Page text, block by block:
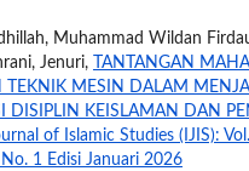
Muhammad Wildan
Jenuri,
TANTANGAN
TEKNIK MESIN DALAM
DISIPLIN KEISLAMAN DAN
of Islamic Studies (IJIS):
1 Edisi Januari 2026